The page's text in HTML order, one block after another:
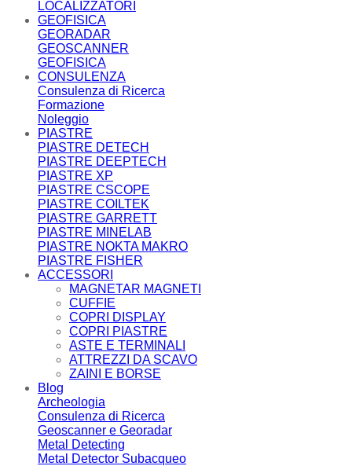
LOCALIZZATORI
GEOFISICA
GEORADAR
GEOSCANNER
GEOFISICA
CONSULENZA
Consulenza di Ricerca
Formazione
Noleggio
PIASTRE
PIASTRE DETECH
PIASTRE DEEPTECH
PIASTRE XP
PIASTRE CSCOPE
PIASTRE COILTEK
PIASTRE GARRETT
PIASTRE MINELAB
PIASTRE NOKTA MAKRO
PIASTRE FISHER
ACCESSORI
MAGNETAR MAGNETI
CUFFIE
COPRI DISPLAY
COPRI PIASTRE
ASTE E TERMINALI
ATTREZZI DA SCAVO
ZAINI E BORSE
Blog
Archeologia
Consulenza di Ricerca
Geoscanner e Georadar
Metal Detecting
Metal Detector Subacqueo